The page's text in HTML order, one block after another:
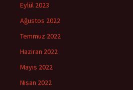
Eylül 2023
Ağustos 2022
Temmuz 2022
Haziran 2022
Mayıs 2022
Nisan 2022